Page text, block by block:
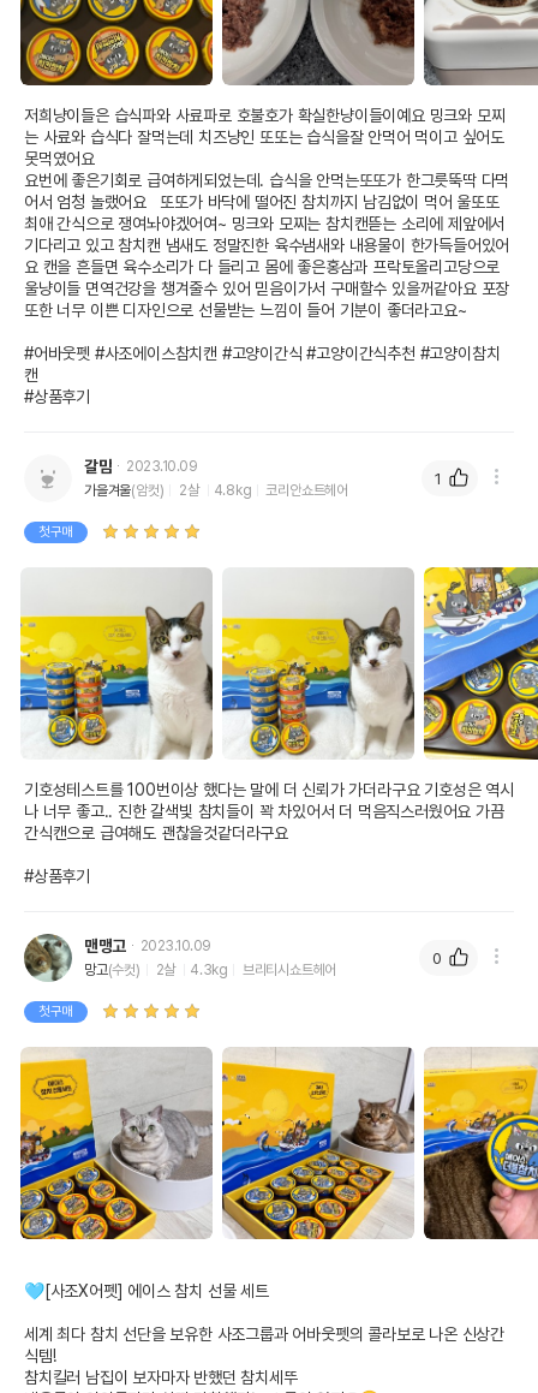
저희냥이들은 습식파와 사료파로 호불호가 확실한냥이들이예요 밍크와 모찌
는 사료와 습식다 잘먹는데 치즈냥인 또또는 습식을잘 안먹어 먹이고 싶어도
못먹였어요
요번에 좋은기회로 급여하게되었는데. 습식을 안먹는또또가 한그릇뚝딱 다먹
어서 엄청 놀랬어요   또또가 바닥에 떨어진 참치까지 남김없이 먹어 울또또
최애 간식으로 쟁여놔야겠어여~ 밍크와 모찌는 참치캔뜯는 소리에 제앞에서
기다리고 있고 참치캔 냄새도 정말진한 육수냄새와 내용물이 한가득들어있어
요 캔을 흔들면 육수소리가 다 들리고 몸에 좋은홍삼과 프락토올리고당으로
울냥이들 면역건강을 챙겨줄수 있어 믿음이가서 구매할수 있을꺼같아요 포장
또한 너무 이쁜 디자인으로 선물받는 느낌이 들어 기분이 좋더라고요~
#어바웃펫 #사조에이스참치캔 #고양이간식 #고양이간식추천 #고양이참치
캔
#상품후기
갈맘
2023.10.09
가을겨울(암컷) 2살 4.8kg 코리안쇼트헤어
첫구매
기호성테스트를 100번이상 했다는 말에 더 신뢰가 가더라구요 기호성은 역시
나 너무 좋고.. 진한 갈색빛 참치들이 꽉 차있어서 더 먹음직스러웠어요 가끔
간식캔으로 급여해도 괜찮을것같더라구요
#상품후기
1
맨맹고
2023.10.09
망고(수컷) 2살 4.3kg 브리티시쇼트헤어
첫구매
🩵[사조X어펫] 에이스 참치 선물 세트
세계 최다 참치 선단을 보유한 사조그룹과 어바웃펫의 콜라보로 나온 신상간
식템!
참치킬러 남집이 보자마자 반했던 참치세뚜
0